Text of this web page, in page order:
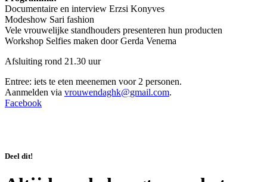
Documentaire en interview Erzsi Konyves
Modeshow Sari fashion
Vele vrouwelijke standhouders presenteren hun producten
Workshop Selfies maken door Gerda Venema
Afsluiting rond 21.30 uur
Entree: iets te eten meenemen voor 2 personen.
Aanmelden via vrouwendaghk@gmail.com.
Facebook
Deel dit!